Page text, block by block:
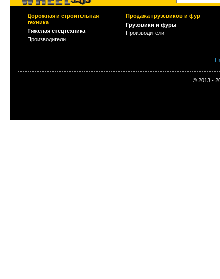
Дорожная и строительная
техника
Тяжёлая спецтехника
Производители
Продажа грузовиков и фур
Грузовики и фуры
Производители
© 2013 -